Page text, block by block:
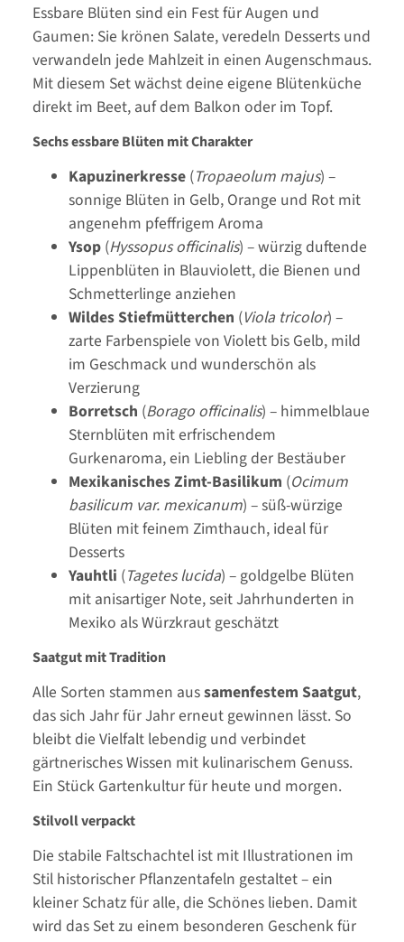
Essbare Blüten sind ein Fest für Augen und
Gaumen: Sie krönen Salate, veredeln Desserts und
verwandeln jede Mahlzeit in einen Augenschmaus.
Mit diesem Set wächst deine eigene Blütenküche
direkt im Beet, auf dem Balkon oder im Topf.
Sechs essbare Blüten mit Charakter
Kapuzinerkresse (Tropaeolum majus) –
sonnige Blüten in Gelb, Orange und Rot mit
angenehm pfeffrigem Aroma
Ysop (Hyssopus officinalis) – würzig duftende
Lippenblüten in Blauviolett, die Bienen und
Schmetterlinge anziehen
Wildes Stiefmütterchen (Viola tricolor) –
zarte Farbenspiele von Violett bis Gelb, mild
im Geschmack und wunderschön als
Verzierung
Borretsch (Borago officinalis) – himmelblaue
Sternblüten mit erfrischendem
Gurkenaroma, ein Liebling der Bestäuber
Mexikanisches Zimt-Basilikum (Ocimum
basilicum var. mexicanum) – süß-würzige
Blüten mit feinem Zimthauch, ideal für
Desserts
Yauhtli (Tagetes lucida) – goldgelbe Blüten
mit anisartiger Note, seit Jahrhunderten in
Mexiko als Würzkraut geschätzt
Saatgut mit Tradition
Alle Sorten stammen aussamenfestem Saatgut,
das sich Jahr für Jahr erneut gewinnen lässt. So
bleibt die Vielfalt lebendig und verbindet
gärtnerisches Wissen mit kulinarischem Genuss.
Ein Stück Gartenkultur für heute und morgen.
Stilvoll verpackt
Die stabile Faltschachtel ist mit Illustrationen im
Stil historischer Pflanzentafeln gestaltet – ein
kleiner Schatz für alle, die Schönes lieben. Damit
wird das Set zu einem besonderen Geschenk für